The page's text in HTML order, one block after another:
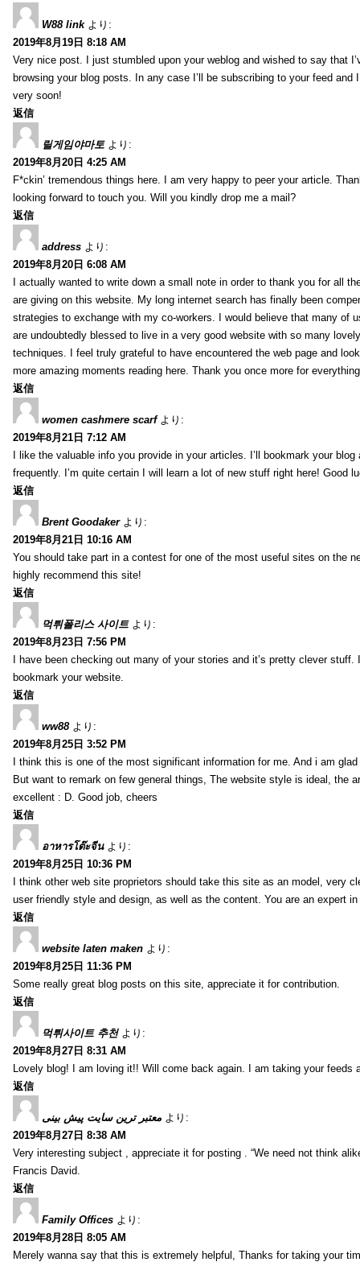
W88 link より:
2019年8月19日 8:18 AM
Very nice post. I just stumbled upon your weblog and wished to say that
browsing your blog posts. In any case I’ll be subscribing to your feed and
very soon!
返信
릴게임야마토 より:
2019年8月20日 4:25 AM
F*ckin’ tremendous things here. I am very happy to peer your article.
looking forward to touch you. Will you kindly drop me a mail?
返信
address より:
2019年8月20日 6:08 AM
I actually wanted to write down a small note in order to thank you for all
are giving on this website. My long internet search has finally been
strategies to exchange with my co-workers. I would believe that many of
are undoubtedly blessed to live in a very good website with so many
techniques. I feel truly grateful to have encountered the web page and
more amazing moments reading here. Thank you once more for
返信
women cashmere scarf より:
2019年8月21日 7:12 AM
I like the valuable info you provide in your articles. I’ll bookmark your blog
frequently. I’m quite certain I will learn a lot of new stuff right here! Good
返信
Brent Goodaker より:
2019年8月21日 10:16 AM
You should take part in a contest for one of the most useful sites on the
highly recommend this site!
返信
먹튀폴리스 사이트 より:
2019年8月23日 7:56 PM
I have been checking out many of your stories and it’s pretty clever stuff.
bookmark your website.
返信
ww88 より:
2019年8月25日 3:52 PM
I think this is one of the most significant information for me. And i am
But want to remark on few general things, The website style is ideal, the
excellent : D. Good job, cheers
返信
อาหารโต๊ะจีน より:
2019年8月25日 10:36 PM
I think other web site proprietors should take this site as an model, very
user friendly style and design, as well as the content. You are an expert
返信
website laten maken より:
2019年8月25日 11:36 PM
Some really great blog posts on this site, appreciate it for contribution.
返信
먹튀사이트 추천 より:
2019年8月27日 8:31 AM
Lovely blog! I am loving it!! Will come back again. I am taking your feeds
返信
معتبر ترین سایت پیش بینی より:
2019年8月27日 8:38 AM
Very interesting subject , appreciate it for posting . “We need not think
Francis David.
返信
Family Offices より:
2019年8月28日 8:05 AM
Merely wanna say that this is extremely helpful, Thanks for taking your